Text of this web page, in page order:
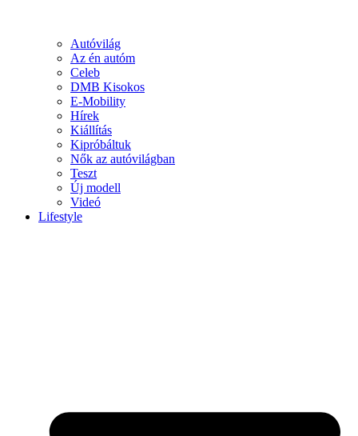
Autóvilág
Az én autóm
Celeb
DMB Kisokos
E-Mobility
Hírek
Kiállítás
Kipróbáltuk
Nők az autóvilágban
Teszt
Új modell
Videó
Lifestyle